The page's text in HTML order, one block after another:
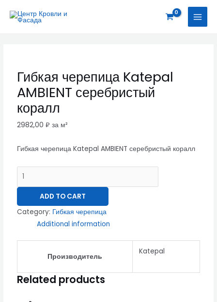
Гибкая черепица Katepal
AMBIENT серебристый
коралл
2982,00 ₽ за м²
Гибкая черепица Katepal AMBIENT серебристый коралл
черепица
quantity
ADD TO CART
Category: Гибкая черепица
Additional information
Производитель
Katepal
Related products